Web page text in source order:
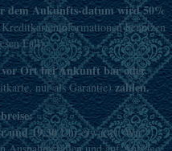
dem Aukunfts-datum wird 50%
benutzen
Fall).
Ort bei Ankunft baroder
nur als Garantie)zahlen.
und 19.30Uhr erwartet. Wir
Ausnahmefällen und auf Anfrage.